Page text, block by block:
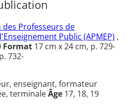
des Professeurs de
Public (APMEP) ,
Format 17 cm x 24 cm, p. 729-
732-
enseignant, formateur
terminaleÂge 17, 18, 19